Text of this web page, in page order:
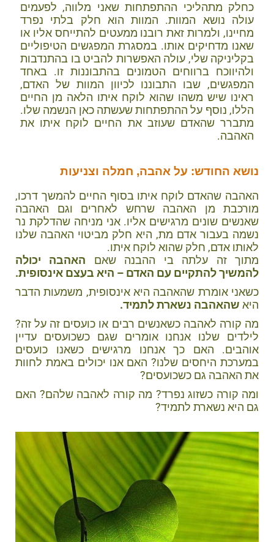
כחלק מתהליכי ההתפתחות שאני מלווה, לפעמים
עולה נושא המוות. המוות הוא חלק בלתי נפרד
מחיינו, ולמרות זאת רובנו ממעטים להתייחס אליו או
שאנו מדחיקים אותו. במסגרת המפגשים הטיפוליים
בקליניקה שלי, עולה האפשרות להביט בו בהתנדבות
ולהיווכח ברווחים הטמונים בהתבוננות זו. באחד
המפגשים, שבו התבוננו לכיוון המוות של האדם,
ראינו שיש משהו שהוא לוקח איתו הלאה מן החיים
הללו, נוסף על ההתפתחות שעשתה כאן הנשמה שלו.
מתברר שהאדם שעוזב את החיים לוקח איתו את
האהבה.
נושא החודש: על אהבה, חמלה וצניעות
האהבה שהאדם לוקח איתו בסוף החיים להמשך דרכו,
מורכבת מן האהבה שרחש לאחרים וגם האהבה
שאנשים שונים מרגישים אליו. אני מניחה שהדלקת נר
נשמה בעבור אדם מת, היא חלק מביטוי האהבה שלנו
לאותו אדם, חלק שהוא לוקח איתו.
מתוך זה עלתה בי ההבנה שאם האהבה יכולה
להמשיך להתקיים עם האדם – היא בעצם אינסופית.
כשאני אומרת שהאהבה היא אינסופית, משמעות הדבר
היא שהאהבה נשארת לתמיד.
מה קורה לאהבה כשאנשים רבים או כועסים זה על זה?
לילדים שלנו אנחנו אומרים שגם כשכועסים עדיין
אוהבים. האם כך אנחנו מרגישים כשאנו כועסים
במערכת היחסים שלנו? האם אנו יכולים באמת לחוות
את האהבה גם כשכועסים?
ומה קורה כשזוג נפרד? מה קורה לאהבה שלהם? האם
גם היא נשארת לתמיד?